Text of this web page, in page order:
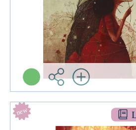
Plus d'infos
new
La fille roi du